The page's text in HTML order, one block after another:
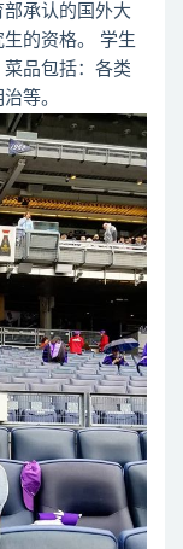
部承认的国外大
的资格。 学生
品包括：各类
等。